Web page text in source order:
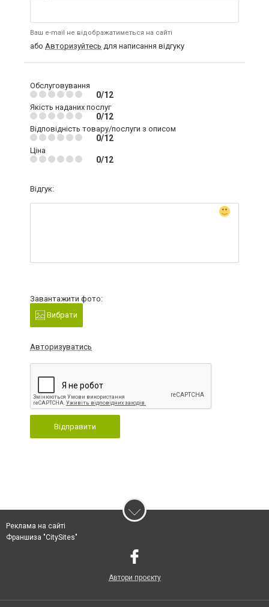
Ваш e-mail не відображатиметься на сайті
або Авторизуйтесь для написання відгуку
Обслуговування
0/12
Якість наданих послуг
0/12
Відповідність товару/послуги з описом
0/12
Ціна
0/12
Відгук:
Завантажити фото:
Вибрати
Авторизуватись
Відправити
Реклама на сайті
Франшиза "CitySites"
Автори проєкту